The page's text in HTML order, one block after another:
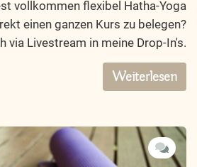
vollkommen flexibel Hatha-Yoga
einen ganzen Kurs zu belegen?
via Livestream in meine Drop-In's.
Weiterlesen